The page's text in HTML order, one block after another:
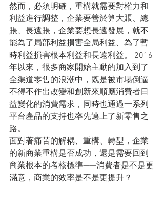
然而，必須明確，重構就需要對權力和
利益進行調整，企業要善於算大賬、總
賬、長遠賬，企業要想長遠發展，就不
能為了局部利益損害全局利益、為了暫
時利益損害根本利益和長遠利益。 2016
年以來，很多商家開始主動的加入到了
全渠道零售的浪潮中，既是被市場倒逼
不得不作出改變和創新來順應消費者日
益變化的消費需求，同時也通過一系列
平台產品的支持也率先邁上了新零售之
路。
面對著痛苦的解耦、重構、轉型，企業
的新商業重構是否成功，還是需要回到
商業根本的考核標準——消費者是不是更
滿意，商業的效率是不是更提升？